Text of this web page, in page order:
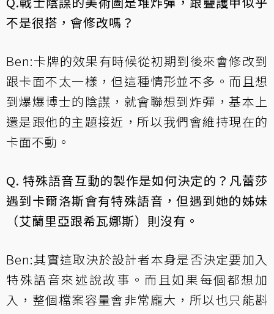
不是很搭，會修改嗎？
Ben:卡牌的效果有時候從初期到後來會修改到
跟卡面不太一樣，但這種情形並不多。而且想
到爆爆博士的陰謀，就會聯想到炸彈，基本上
還是跟他的主題接近，所以我們會維持現在的
卡面不動。
Q. 特殊語音互動的製作是如何決定的？凡蕾莎
遇到卡爾洛斯會有特殊語音，但遇到她的姊妹
（艾蘭里亞跟希瓦娜斯）則沒有。
Ben:其實這取決於設計者本身是否決定要加入
特殊語音來述說故事。而且如果每個都想加
入，整個檔案容量會非常龐大，所以也只能斟